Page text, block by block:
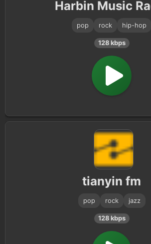
Harbin Music
pop rock hip-hop
128 kbps
tianyin fm
pop rock jazz
128 kbps